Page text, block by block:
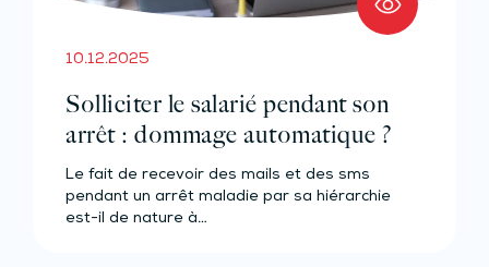
10.12.2025
Solliciter le salarié pendant son
arrêt : dommage automatique ?
Le fait de recevoir des mails et des sms
pendant un arrêt maladie par sa hiérarchie
est-il de nature à…